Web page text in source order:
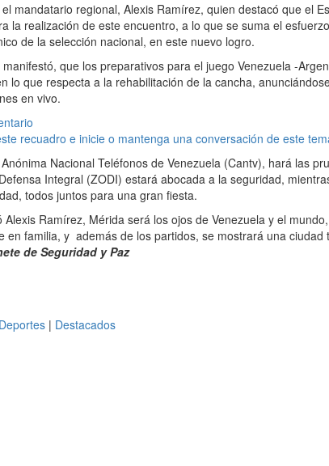
mandatario regional, Alexis Ramírez, quien destacó que el
la realización de este encuentro, a lo que se suma el
de la selección nacional, en este nuevo logro.
que los preparativos para el juego Venezuela -
lo que respecta a la rehabilitación de la cancha,
en vivo.
recuadro e inicie o mantenga una conversación de este
Nacional Teléfonos de Venezuela (Cantv), hará las
Integral (ZODI) estará abocada a la seguridad,
todos juntos para una gran fiesta.
Alexis Ramírez, Mérida será los ojos de Venezuela y el
en familia, y además de los partidos, se mostrará una ciudad
de Seguridad y Paz
Deportes | Destacados